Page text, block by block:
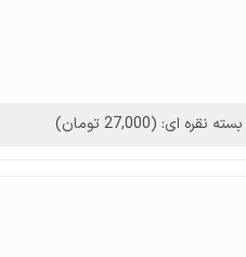
بسته نقره ای: (27,000 تومان)